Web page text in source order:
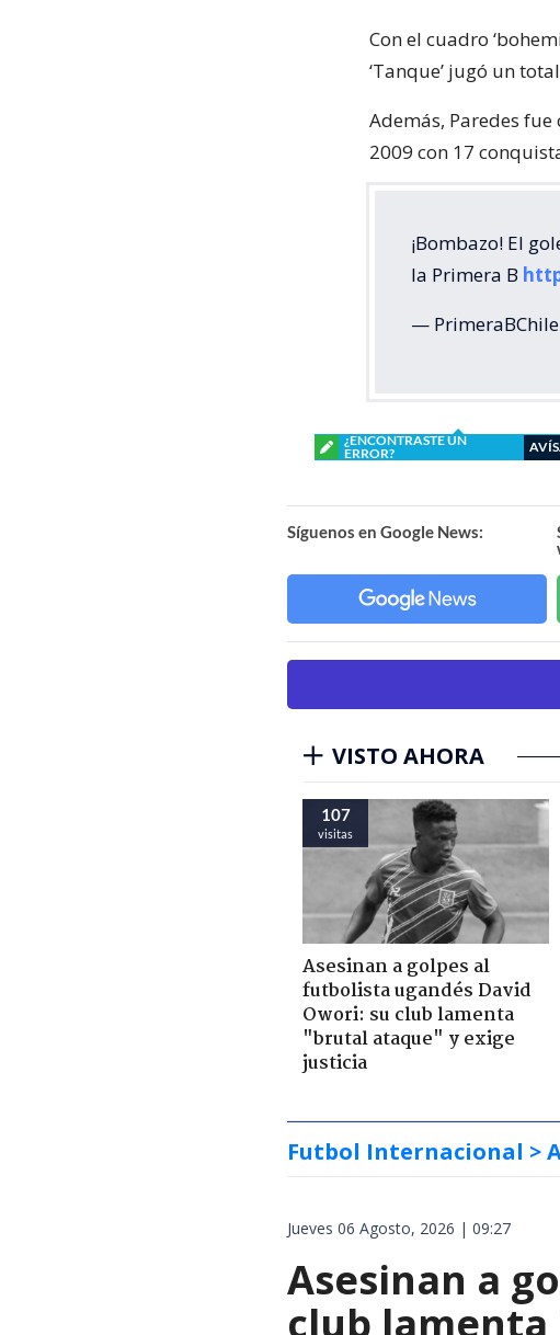
Con el cuadro
‘Tanque’ jugó un
Además, Paredes
2009 con 17
¡Bombazo! El
la Primera B
—
¿ENCONTRASTE UN
ERROR?
Síguenos en Google News:
VISTO AHORA
107
visitas
Asesinan a golpes al
futbolista ugandés David
Owori: su club lamenta
"brutal ataque" y exige
justicia
Futbol Internacional >
Jueves 06 Agosto, 2026 | 09:27
Asesinan a
club